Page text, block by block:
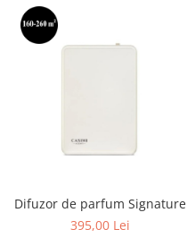
Difuzor de parfum Signature
395,00 Lei